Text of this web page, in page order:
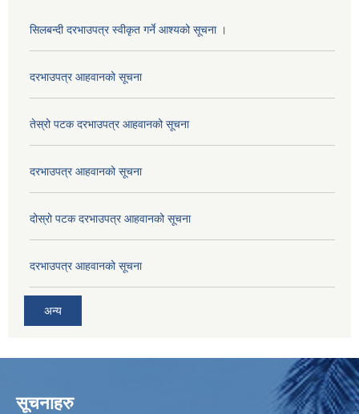
सिलबन्दी दरभाउपत्र स्वीकृत गर्ने आश्यको सूचना ।
दरभाउपत्र आहवानको सूचना
तेस्रो पटक दरभाउपत्र आहवानको सूचना
दरभाउपत्र आहवानको सूचना
दोस्रो पटक दरभाउपत्र आहवानको सूचना
दरभाउपत्र आहवानको सूचना
अन्य
सूचनाहरु